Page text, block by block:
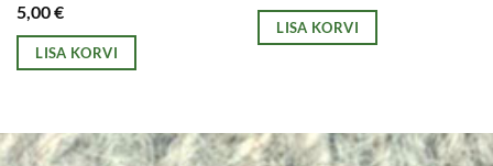
5,00€
LISA KORVI
LISA KORVI